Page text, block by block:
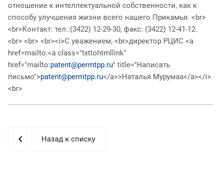
отношение к интеллектуальной собственности, как к
способу улучшения жизни всего нашего Прикамья. <br>
<br>Контакт: тел.:(3422) 12-29-30, факс: (3422) 12-41-12.
<br> <br> <br><i>С уважением, <br>директор РЦИС <a
href=mailto:<a class="txttohtmllink"
href="mailto:patent@permtpp.ru" title="Написать
письмо">patent@permtpp.ru</a>>Наталья Мурумаа</a></i>
<br>
Назад к списку